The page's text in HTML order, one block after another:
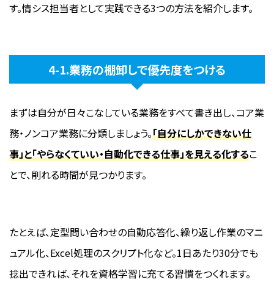
す。情シス担当者として実践できる3つの方法を紹介します。
4-1.業務の棚卸しで優先度をつける
まずは自分が日々こなしている業務をすべて書き出し、コア業
務・ノンコア業務に分類しましょう。「自分にしかできない仕
事」と「やらなくていい・自動化できる仕事」を見える化するこ
とで、削れる時間が見つかります。
たとえば、定型問い合わせの自動応答化、繰り返し作業のマニ
ュアル化、Excel処理のスクリプト化など。1日あたり30分でも
捻出できれば、それを資格学習に充てる習慣をつくれます。